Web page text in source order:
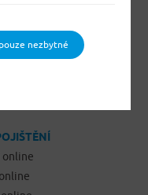
občanů
online
nezbytné